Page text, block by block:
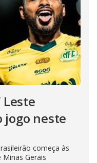
Leste
jogo neste
começa às
Gerais